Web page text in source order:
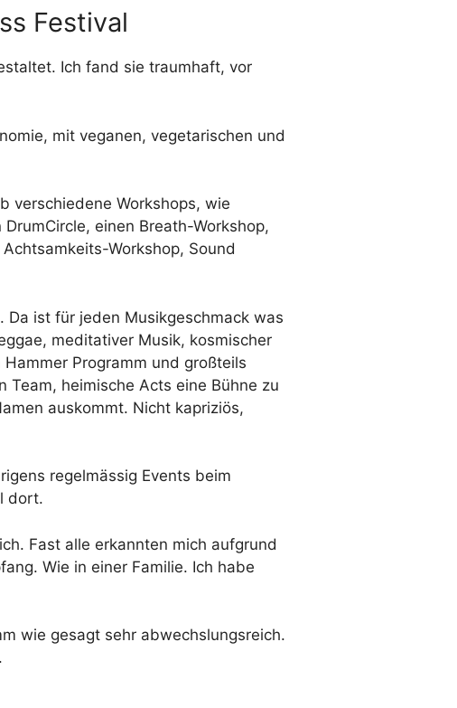
Festival
Ich fand sie traumhaft, vor
mit veganen, vegetarischen und
verschiedene Workshops, wie
einen Breath-Workshop,
Workshop, Sound
ist für jeden Musikgeschmack was
meditativer Musik, kosmischer
Programm und großteils
Team, heimische Acts eine Bühne zu
auskommt. Nicht kapriziös,
regelmässig Events beim
dort.
Fast alle erkannten mich aufgrund
Wie in einer Familie. Ich habe
wie gesagt sehr abwechslungsreich.